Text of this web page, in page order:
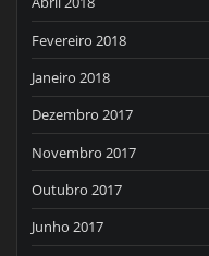
Fevereiro 2018
Janeiro 2018
Dezembro 2017
Novembro 2017
Outubro 2017
Junho 2017